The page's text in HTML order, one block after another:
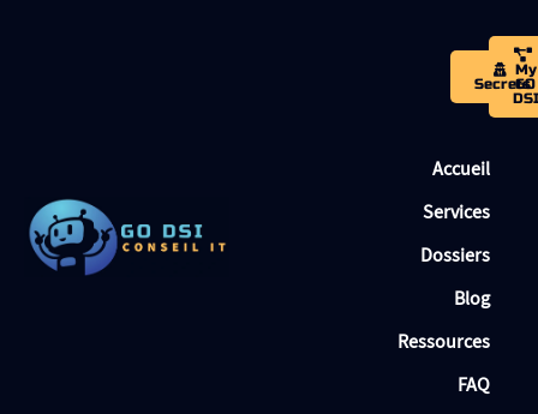
Secrets
My
GO
DSI
Accueil
Services
Dossiers
Blog
Ressources
FAQ